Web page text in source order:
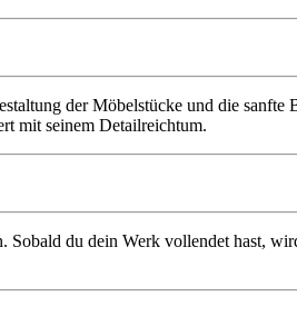
der Möbelstücke und die sanfte
mit seinem Detailreichtum.
du dein Werk vollendet hast,